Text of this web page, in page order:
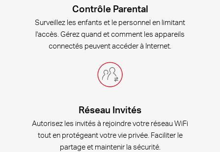
Contrôle Parental
Surveillez les enfants et le personnel en limitant
l'accès. Gérez quand et comment les appareils
connectés peuvent accéder à Internet.
Réseau Invités
Autorisez les invités à rejoindre votre réseau WiFi
tout en protégeant votre vie privée. Faciliter le
partage et maintenir la sécurité.